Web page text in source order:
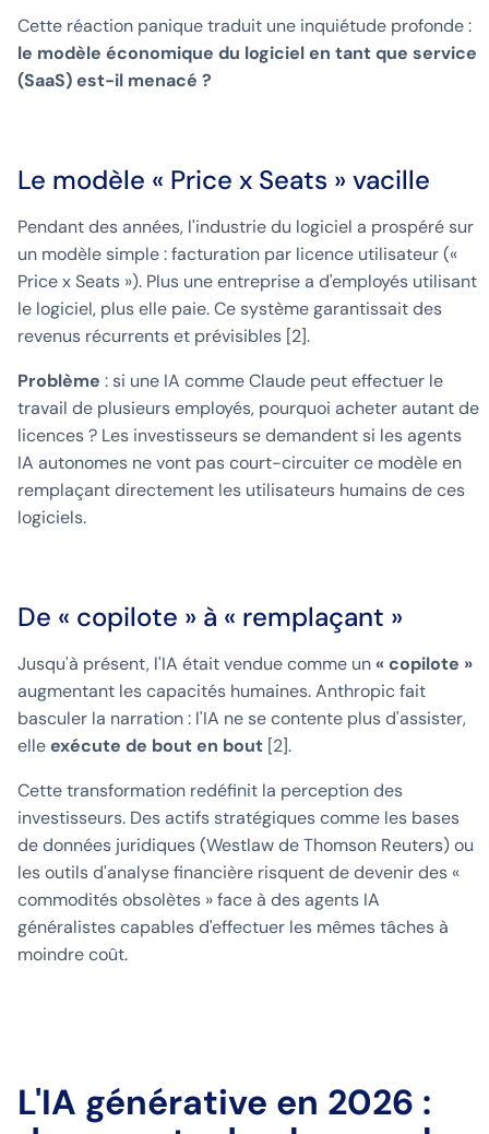
Cette réaction panique traduit une inquiétude profonde :
le modèle économique du logiciel en tant que service
(SaaS) est-il menacé ?
Le modèle « Price x Seats » vacille
Pendant des années, l'industrie du logiciel a prospéré sur
un modèle simple : facturation par licence utilisateur («
Price x Seats »). Plus une entreprise a d'employés utilisant
le logiciel, plus elle paie. Ce système garantissait des
revenus récurrents et prévisibles [2].
Problème : si une IA comme Claude peut effectuer le
travail de plusieurs employés, pourquoi acheter autant de
licences ? Les investisseurs se demandent si les agents
IA autonomes ne vont pas court-circuiter ce modèle en
remplaçant directement les utilisateurs humains de ces
logiciels.
De « copilote » à « remplaçant »
Jusqu'à présent, l'IA était vendue comme un« copilote »
augmentant les capacités humaines. Anthropic fait
basculer la narration : l'IA ne se contente plus d'assister,
elleexécute de bout en bout [2].
Cette transformation redéfinit la perception des
investisseurs. Des actifs stratégiques comme les bases
de données juridiques (Westlaw de Thomson Reuters) ou
les outils d'analyse financière risquent de devenir des «
commodités obsolètes » face à des agents IA
généralistes capables d'effectuer les mêmes tâches à
moindre coût.
L'IA générative en 2026 :